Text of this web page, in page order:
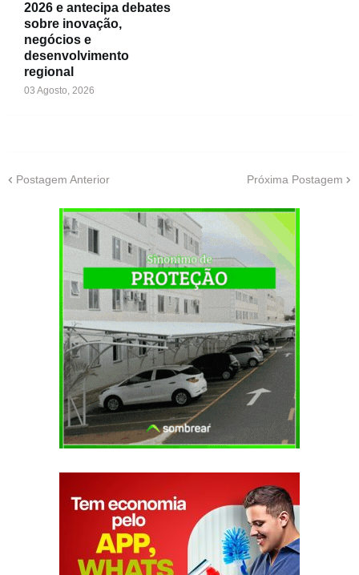
2026 e antecipa debates
sobre inovação,
negócios e
desenvolvimento
regional
03 Agosto, 2026
Postagem Anterior Próxima Postagem